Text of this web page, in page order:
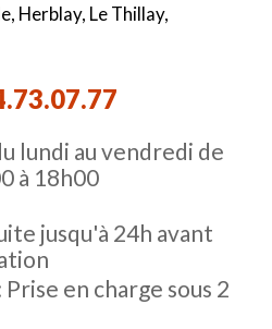
Herblay, Le Thillay,
Alfortville, Arcueil, Boissy
Chennevières sur
Gentilly, Le Kremlin
Orly, Rungis, Saint Maur
Thiais, Vanves, Valenton,
Villeneuve Saint
lundi au vendredi de
à 18h00
jusqu'à 24h avant
en charge sous 2